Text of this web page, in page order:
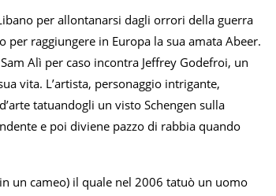
per allontanarsi dagli orrori della guerra
raggiungere in Europa la sua amata Abeer.
Alì per caso incontra Jeffrey Godefroi, un
vita. L’artista, personaggio intrigante,
tatuandogli un visto Schengen sulla
e poi diviene pazzo di rabbia quando
un cameo) il quale nel 2006 tatuò un uomo